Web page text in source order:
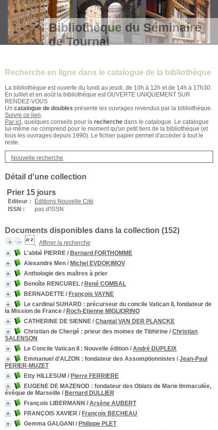
Bibliothèque du Séminaire
de Tournai
Recherche en ligne dans le catalogue de la bibliothèque
La bibliothèque est ouverte du lundi au jeudi, de 10h à 12h et de 14h à 17h30.
En juillet et en août la bibliothèque est OUVERTE UNIQUEMENT SUR
RENDEZ-VOUS
Un catalogue de doubles présente les ouvrages revendus par la bibliothèque.
Suivre ce lien.
Par ici, quelques conseils pour la recherche dans le catalogue. Le catalogue
lui-même ne comprend pour le moment qu'un petit tiers de la bibliothèque (et
tous les ouvrages depuis 1990). Le fichier papier permet d'accéder à tout le
reste.
Nouvelle recherche
Détail d'une collection
Prier 15 jours
Editeur :
Éditions Nouvelle Cité
ISSN :
pas d'ISSN
Documents disponibles dans la collection (152)
Affiner la recherche
L'abbé PIERRE / Bernard FORTHOMME
Alexandre Men / Michel EVDOKIMOV
Anthologie des maîtres à prier
Benoîte RENCUREL / René COMBAL
BERNADETTE / François VAYNE
Le cardinal SUHARD : précurseur du concile Vatican II, fondateur de
la Mission de France / Roch-Etienne MIGLIORINO
CATHERINE DE SIENNE / Chantal VAN DER PLANCKE
Christian de Chergé : prieur des moines de Tibhirine / Christian
SALENSON
Le Concile Vatican II
: Nouvelle édition / André DUPLEIX
Emmanuel d'ALZON : fondateur des Assomptionnistes / Jean-Paul
PERIER-MUZET
Etty HILLESUM / Pierre FERRIERE
EUGENE DE MAZENOD : fondateur des Oblats de Marie Immaculée,
évêque de Marseille / Bernard DULLIER
François LIBERMANN / Arsène AUBERT
FRANÇOIS XAVIER / François BECHEAU
Gemma GALGANI / Philippe PLET